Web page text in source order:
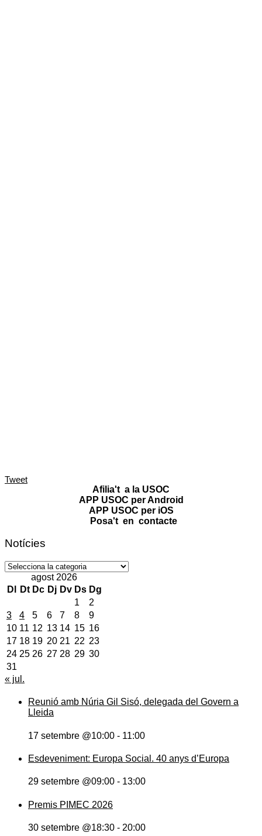
Tweet
Afilia't a la USOC
APP USOC per Android
APP USOC per iOS
Posa't en contacte
Notícies
Notícies
agost 2026
Dl
Dt Dc Dj Dv Ds Dg
1
2
3
4 5 6 7 8
9
10 11 12 13 14 15 16
17 18 19 20 21 22 23
24 25 26 27 28 29 30
31
« jul.
Reunió amb Núria Gil Sisó, delegada del Govern a
Lleida
17 setembre @10:00 - 11:00
Esdeveniment: Europa Social. 40 anys d’Europa
29 setembre @09:00 - 13:00
Premis PIMEC 2026
30 setembre @18:30 - 20:00